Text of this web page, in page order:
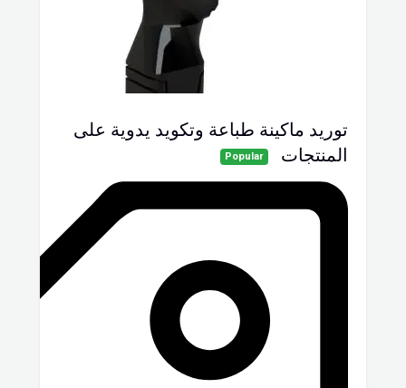
توريد ماكينة طباعة وتكويد يدوية على
المنتجات
Popular